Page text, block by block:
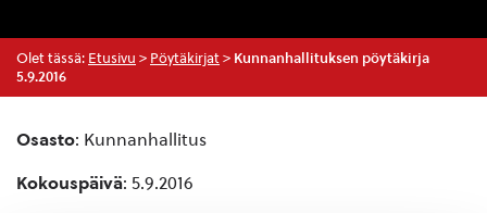
Olet tässä: Etusivu > Pöytäkirjat > Kunnanhallituksen pöytäkirja
5.9.2016
Osasto: Kunnanhallitus
Kokouspäivä: 5.9.2016